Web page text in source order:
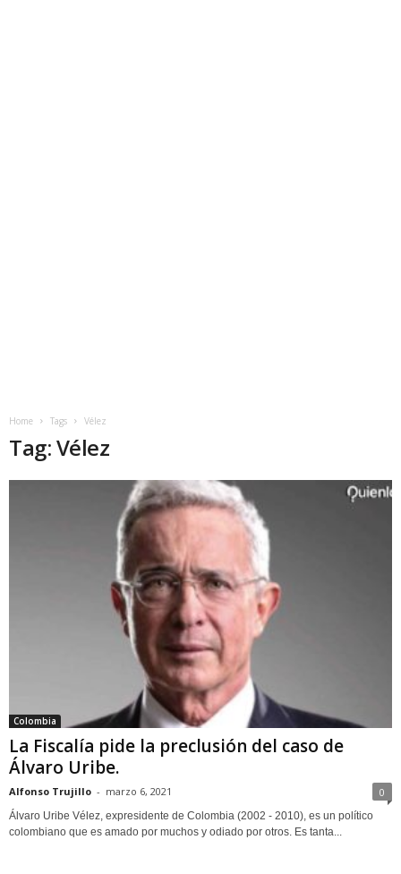
Home Tags Vélez
Tag: Vélez
Colombia
La Fiscalía pide la preclusión del caso de
Álvaro Uribe.
Alfonso Trujillo - marzo 6, 2021 0
Álvaro Uribe Vélez, expresidente de Colombia (2002 - 2010), es un político
colombiano que es amado por muchos y odiado por otros. Es tanta...